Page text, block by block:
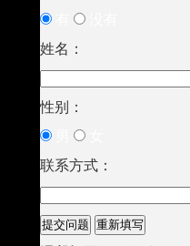
姓名：
性别：
联系方式：